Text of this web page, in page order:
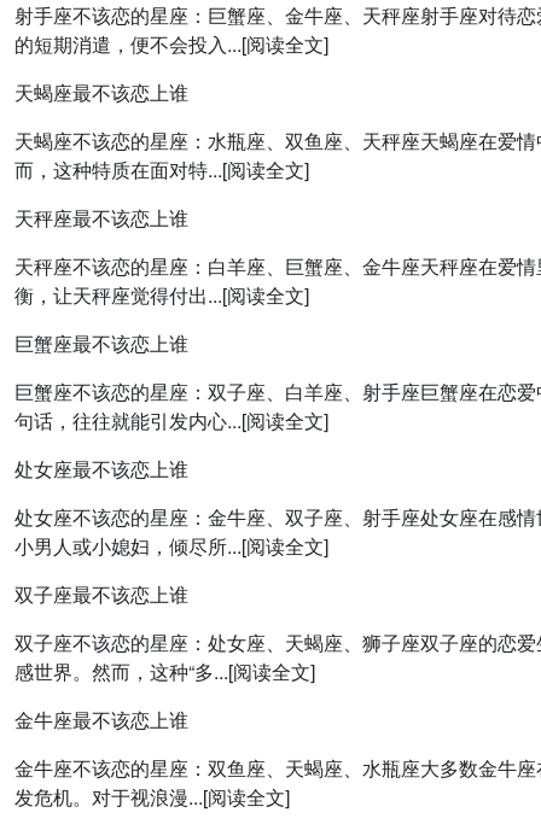
射手座不该恋的星座：巨蟹座、金牛座、天秤座射手座对待
的短期消遣，便不会投入...[阅读全文]
天蝎座最不该恋上谁
天蝎座不该恋的星座：水瓶座、双鱼座、天秤座天蝎座在爱
而，这种特质在面对特...[阅读全文]
天秤座最不该恋上谁
天秤座不该恋的星座：白羊座、巨蟹座、金牛座天秤座在爱
衡，让天秤座觉得付出...[阅读全文]
巨蟹座最不该恋上谁
巨蟹座不该恋的星座：双子座、白羊座、射手座巨蟹座在恋
句话，往往就能引发内心...[阅读全文]
处女座最不该恋上谁
处女座不该恋的星座：金牛座、双子座、射手座处女座在感
小男人或小媳妇，倾尽所...[阅读全文]
双子座最不该恋上谁
双子座不该恋的星座：处女座、天蝎座、狮子座双子座的恋
感世界。然而，这种“多...[阅读全文]
金牛座最不该恋上谁
金牛座不该恋的星座：双鱼座、天蝎座、水瓶座大多数金牛
发危机。对于视浪漫...[阅读全文]